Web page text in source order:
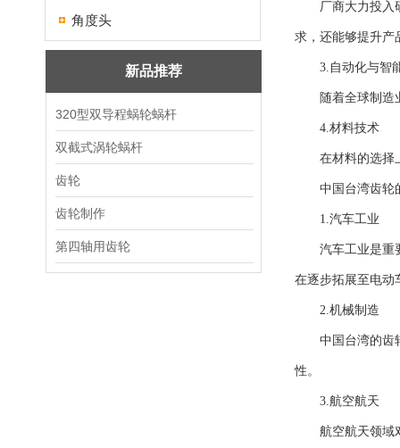
角度头
新品推荐
320型双导程蜗轮蜗杆
双截式涡轮蜗杆
齿轮
齿轮制作
第四轴用齿轮
厂商大力投入研
求，还能够提升产
3.自动化与智
随着全球制造业
4.材料技术
在材料的选择上
中国台湾齿轮
1.汽车工业
汽车工业是重要
在逐步拓展至电动
2.机械制造
中国台湾的齿轮
性。
3.航空航天
航空航天领域对